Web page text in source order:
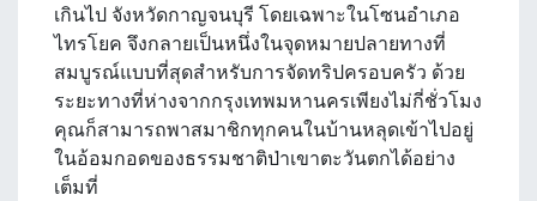
เกินไป จังหวัดกาญจนบุรี โดยเฉพาะในโซนอำเภอ
ไทรโยค จึงกลายเป็นหนึ่งในจุดหมายปลายทางที่
สมบูรณ์แบบที่สุดสำหรับการจัดทริปครอบครัว ด้วย
ระยะทางที่ห่างจากกรุงเทพมหานครเพียงไม่กี่ชั่วโมง
คุณก็สามารถพาสมาชิกทุกคนในบ้านหลุดเข้าไปอยู่
ในอ้อมกอดของธรรมชาติป่าเขาตะวันตกได้อย่าง
เต็มที่